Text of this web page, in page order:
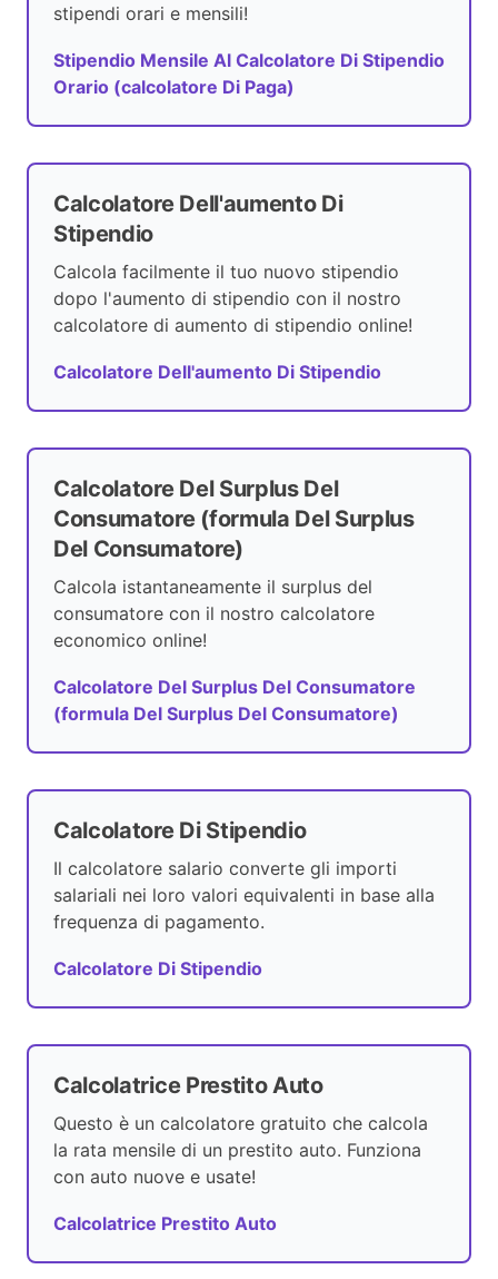
stipendi orari e mensili!
Stipendio Mensile Al Calcolatore Di Stipendio
Orario (calcolatore Di Paga)
Calcolatore Dell'aumento Di
Stipendio
Calcola facilmente il tuo nuovo stipendio
dopo l'aumento di stipendio con il nostro
calcolatore di aumento di stipendio online!
Calcolatore Dell'aumento Di Stipendio
Calcolatore Del Surplus Del
Consumatore (formula Del Surplus
Del Consumatore)
Calcola istantaneamente il surplus del
consumatore con il nostro calcolatore
economico online!
Calcolatore Del Surplus Del Consumatore
(formula Del Surplus Del Consumatore)
Calcolatore Di Stipendio
Il calcolatore salario converte gli importi
salariali nei loro valori equivalenti in base alla
frequenza di pagamento.
Calcolatore Di Stipendio
Calcolatrice Prestito Auto
Questo è un calcolatore gratuito che calcola
la rata mensile di un prestito auto. Funziona
con auto nuove e usate!
Calcolatrice Prestito Auto